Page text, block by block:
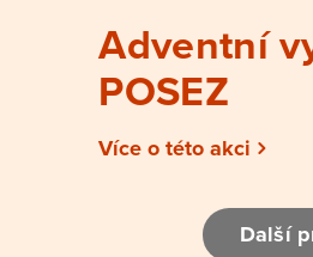
Adventní
POSEZ
Více o této akci
Další